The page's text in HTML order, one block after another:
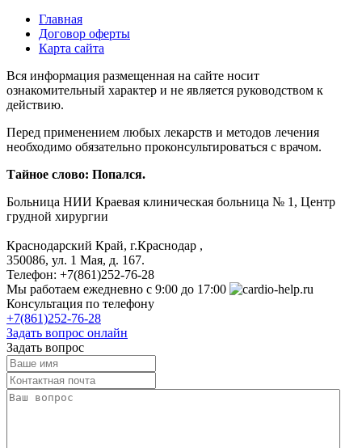
Главная
Договор оферты
Карта сайта
Вся информация размещенная на сайте носит
ознакомительный характер и не является руководством к
действию.
Перед применением любых лекарств и методов лечения
необходимо обязательно проконсультироваться с врачом.
Тайное слово: Попался.
Больница НИИ Краевая клиническая больница № 1, Центр
грудной хирургии
Краснодарский Край, г.Краснодар ,
350086, ул. 1 Мая, д. 167.
Телефон: +7(861)252-76-28
Мы работаем ежедневно с 9:00 до 17:00
Консультация по телефону
+7(861)252-76-28
Задать вопрос онлайн
Задать вопрос